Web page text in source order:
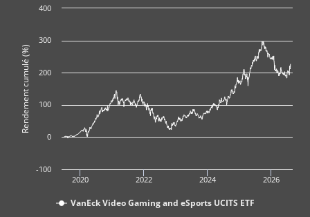
Rendement cumulé (%)
2020 2022 2024 2026
-100
0
100
200
300
400
VanEck Video Gaming and eSports UCITS ETF